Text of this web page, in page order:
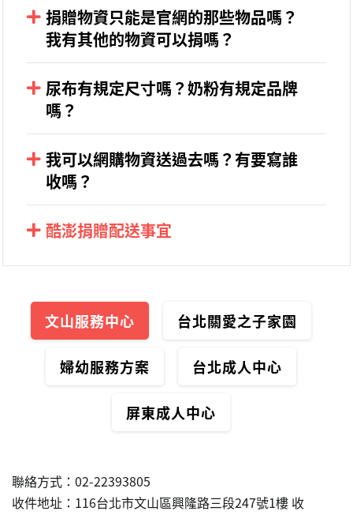
有標識數量就是說明目前需要的數量。
大家捐贈時可以依據自己的預算即可。
捐贈物資只能是官網的那些物品嗎？
我有其他的物資可以捐嗎？
因倉庫空間有限，可以請現場工作人員評估確認。
歡迎在 09:00-18:00之間，撥電 02-22393805詢問值
班人員，或者來信（
尿布有規定尺寸嗎？奶粉有規定品牌
嗎？
若頁面有標註尿布的尺寸、奶粉的品牌，請以官網為
主。
歡迎在 09:00-18:00之間，撥電 02-22393805詢問值
班人員，或者來信（vs@hhat.org）確認。
我可以網購物資送過去嗎？有要寫誰
收嗎？
沒問題，收件資訊請依據以下格式填寫：
收件人：關愛之家
收件人電話：（您的電話）
收件人地址：台北市文山區興隆路三段247號1樓（您
的名字）
下單後，請來信（vs@hhat.org）提供 訂單編號或物
酷澎捐贈配送事宜
由於清晨配送無法取消，故建議可透過其他平台捐贈
文山服務中心 台北關愛之子家園
婦幼服務方案 台北成人中心
屏東成人中心
聯絡方式：02-22393805
收件地址：116台北市文山區興隆路三段247號1樓 收